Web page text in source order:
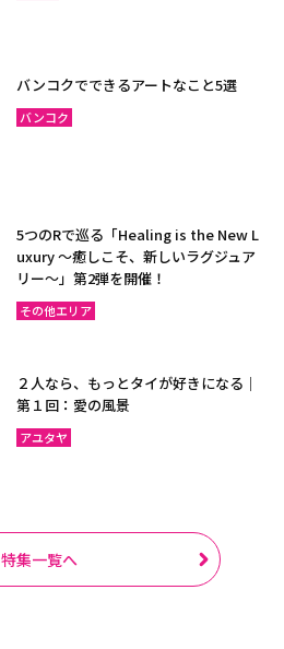
バンコクでできるアートなこと5選
バンコク
5つのRで巡る「Healing is the New L
uxury ～癒しこそ、新しいラグジュア
リー〜」第2弾を開催！
その他エリア
２人なら、もっとタイが好きになる｜
第１回：愛の風景
アユタヤ
特集一覧へ